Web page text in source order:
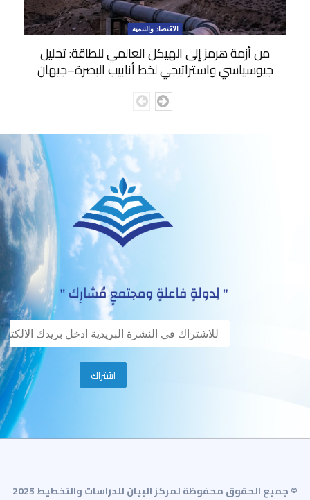
الاقتصاد والتنمية
من أزمة هرمز إلى الهيكل العالمي للطاقة: تحليل
جيوسياسي واستراتيجي لخط أنابيب البصرة–جيهان
© جميع الحقوق محفوظة لمركز البيان للدراسات والتخطيط 2025